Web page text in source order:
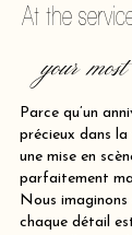
At the
your
Parce qu’un
précieux dans
une mise en
parfaitement
Nous imaginons
chaque détail